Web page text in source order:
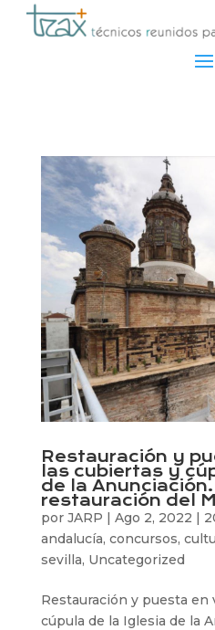
Restauración y
las cubiertas y
de la
restauración del
por JARP | Ago 2, 2022 |
andalucía, concursos,
sevilla, Uncategorized
Restauración y puesta en
cúpula de la Iglesia de la